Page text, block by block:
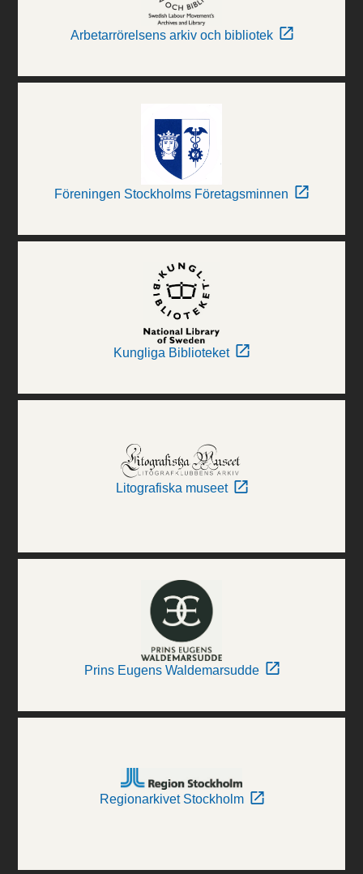
Arbetarrörelsens arkiv och bibliotek
Föreningen Stockholms Företagsminnen
Kungliga Biblioteket
Litografiska museet
Prins Eugens Waldemarsudde
Regionarkivet Stockholm